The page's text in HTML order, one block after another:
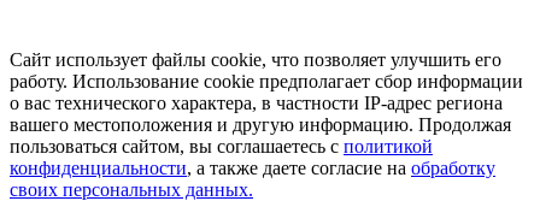
Сайт использует файлы cookie, что позволяет улучшить его
работу. Использование cookie предполагает сбор информации
о вас технического характера, в частности IP-адрес региона
вашего местоположения и другую информацию. Продолжая
пользоваться сайтом, вы соглашаетесь с политикой
конфиденциальности, а также даете согласие на обработку
своих персональных данных.